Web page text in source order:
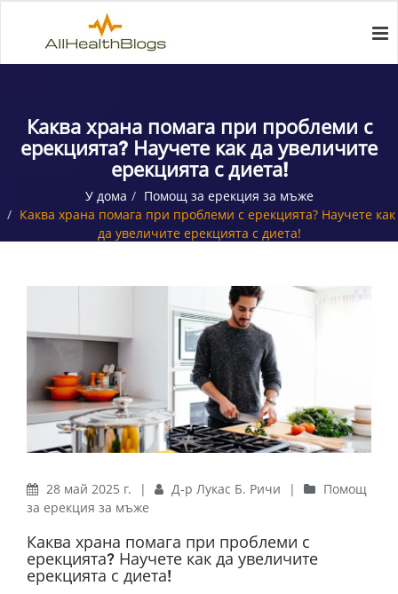
Каква храна помага при проблеми с
ерекцията? Научете как да увеличите
ерекцията с диета!
У дома
Помощ за ерекция за мъже
Каква храна помага при проблеми с ерекцията? Научете как
да увеличите ерекцията с диета!
28 май 2025 г. | Д-р Лукас Б. Ричи |
Помощ
за ерекция за мъже
Каква храна помага при проблеми с
ерекцията? Научете как да увеличите
ерекцията с диета!